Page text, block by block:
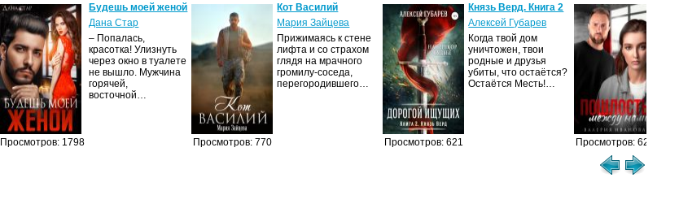
Просмотров: 1798
Будешь моей женой
Дана Стар
– Попалась,
красотка! Улизнуть
через окно в туалете
не вышло. Мужчина
горячей,
восточной…
Просмотров: 770
Кот Василий
Мария Зайцева
Прижимаясь к стене
лифта и со страхом
глядя на мрачного
громилу-соседа,
перегородившего…
Просмотров: 621
Князь Верд. Книга 2
Алексей Губарев
Когда твой дом
уничтожен, твои
родные и друзья
убиты, что остаётся?
Остаётся Месть!…
Просмотров: 620